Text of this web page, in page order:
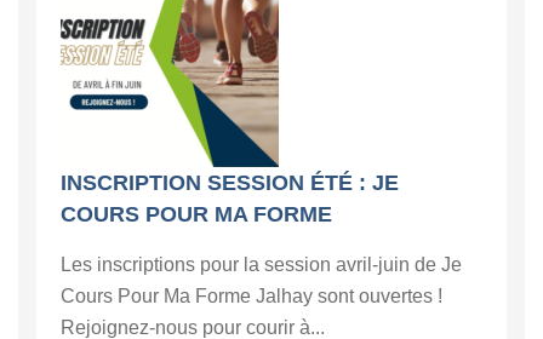
INSCRIPTION SESSION ÉTÉ : JE
COURS POUR MA FORME
Les inscriptions pour la session avril-juin de Je
Cours Pour Ma Forme Jalhay sont ouvertes !
Rejoignez-nous pour courir à...